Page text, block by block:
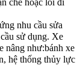
chế hoặc lối đi
nhu cầu sửa
sử dụng. Xe
nâng như:bánh xe
hệ thống thủy lực